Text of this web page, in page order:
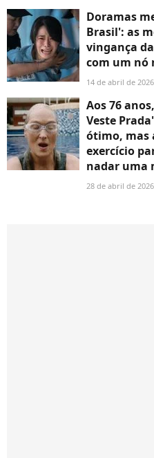
Doramas
Brasil': as
vingança
com um nó
14 de abril de 2026
Aos 76
Veste
ótimo, mas
exercício
nadar uma
28 de abril de 2026